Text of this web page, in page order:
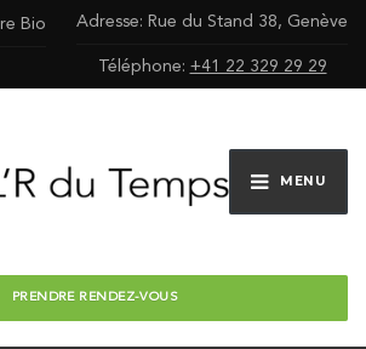
Bio Adresse: Rue du Stand 38, Genève
Téléphone: +41 22 329 29 29
MENU
PRENDRE RENDEZ-VOUS